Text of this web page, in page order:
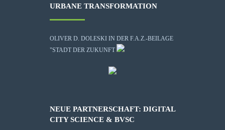
URBANE TRANSFORMATION
OLIVER D. DOLESKI IN DER F.A.Z.-BEILAGE
"STADT DER ZUKUNFT
NEUE PARTNERSCHAFT: DIGITAL
CITY SCIENCE & BVSC